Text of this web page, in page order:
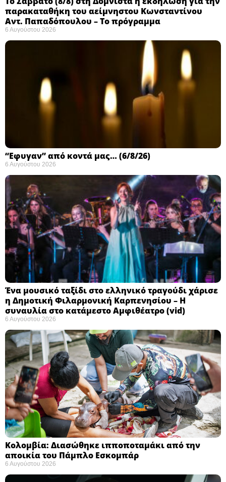
παρακαταθήκη του αείμνηστου Κωνσταντίνου
Αντ. Παπαδόπουλου – Το πρόγραμμα
6 Αυγούστου 2026
“Εφυγαν” από κοντά μας… (6/8/26)
6 Αυγούστου 2026
Ένα μουσικό ταξίδι στο ελληνικό τραγούδι χάρισε
η Δημοτική Φιλαρμονική Καρπενησίου – Η
συναυλία στο κατάμεστο Αμφιθέατρο (vid)
6 Αυγούστου 2026
Κολομβία: Διασώθηκε ιπποποταμάκι από την
αποικία του Πάμπλο Εσκομπάρ ​
6 Αυγούστου 2026